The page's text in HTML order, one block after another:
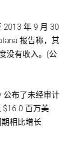
2013 年 9 月 30
报告称，其
没有收入。(公
公布了未经审计
$16.0 百万美
相比增长